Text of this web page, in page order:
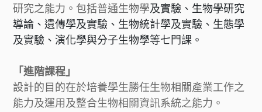
研究之能力。包括普通生物學及實驗、生物學研究
導論、遺傳學及實驗、生物統計學及實驗、生態學
及實驗、演化學與分子生物學等七門課。
「進階課程」
設計的目的在於培養學生勝任生物相關產業工作之
能力及運用及整合生物相關資訊系統之能力。